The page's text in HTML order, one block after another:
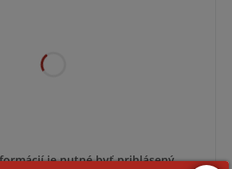
je nutné byť prihlásený